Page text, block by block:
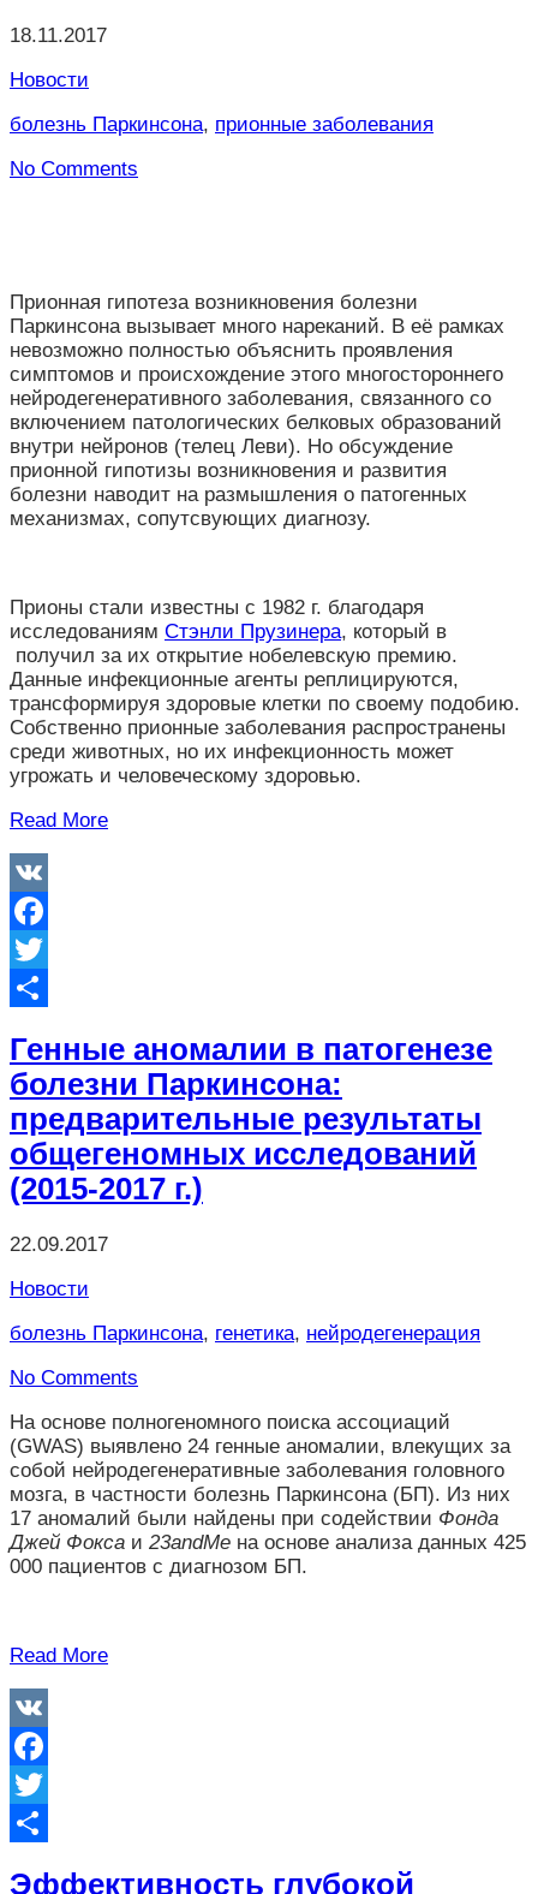
18.11.2017
Новости
болезнь Паркинсона, прионные заболевания
No Comments
Прионная гипотеза возникновения болезни
Паркинсона вызывает много нареканий. В её рамках
невозможно полностью объяснить проявления
симптомов и происхождение этого многостороннего
нейродегенеративного заболевания, связанного со
включением патологических белковых образований
внутри нейронов (телец Леви). Но обсуждение
прионной гипотизы возникновения и развития
болезни наводит на размышления о патогенных
механизмах, сопутсвующих диагнозу.
Прионы стали известны с 1982 г. благодаря
исследованиям Стэнли Прузинера, который в
получил за их открытие нобелевскую премию.
Данные инфекционные агенты реплицируются,
трансформируя здоровые клетки по своему подобию.
Собственно прионные заболевания распространены
среди животных, но их инфекционность может
угрожать и человеческому здоровью.
Read More
VK
Facebook
Twitter
Генные аномалии в патогенезе
болезни Паркинсона:
предварительные результаты
общегеномных исследований
(2015-2017 г.)
22.09.2017
Новости
болезнь Паркинсона, генетика, нейродегенерация
No Comments
На основе полногеномного поиска ассоциаций
(GWAS) выявлено 24 генные аномалии, влекущих за
собой нейродегенеративные заболевания головного
мозга, в частности болезнь Паркинсона (БП). Из них
17 аномалий были найдены при содействии Фонда
Джей Фокса и 23andMe на основе анализа данных 425
000 пациентов с диагнозом БП.
Read More
VK
Facebook
Twitter
Эффективность глубокой